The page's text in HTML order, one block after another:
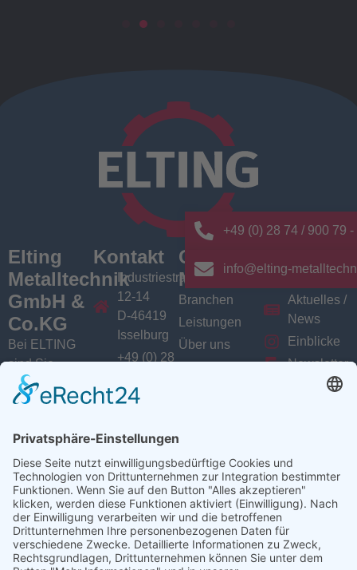
Elting
Metalltechnik
GmbH &
Co.KG
Bei ELTING
sind Sie
richtig, wenn
Sie Fachleute
Profilbearbeitung,
Abkanttechnik,
Schweißtechnik
oder
Baugruppenfertigung
suchen.
Kontakt
Industriestrasse
12-14
D-46419
Isselburg
+49 (0) 28
79 - 0
metalltechnik.de
Quick
Menü
Branchen
Leistungen
Über uns
Aktuelles
Aktuelles /
News
Einblicke
Newsletter
Linkedin
YouTube
+49 (0) 28 74 / 900 79 -
info@elting-